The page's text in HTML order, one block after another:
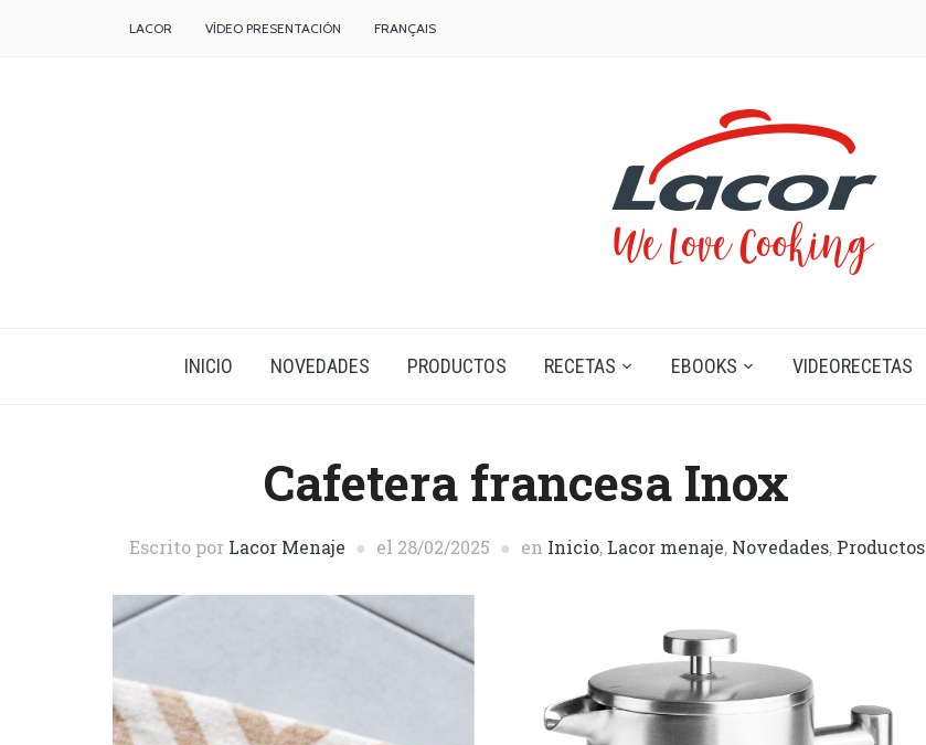
LACOR VÍDEO PRESENTACIÓN FRANÇAIS
INICIO NOVEDADES PRODUCTOS RECETAS EBOOKS VIDEORECETAS
Cafetera francesa Inox
Escrito por Lacor Menaje el 28/02/2025 en Inicio, Lacor menaje, Novedades, Productos